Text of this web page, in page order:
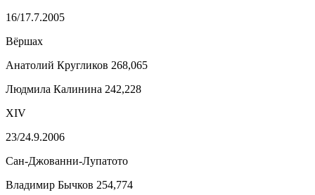
16/17.7.2005
Вёршах
Анатолий Кругликов 268,065
Людмила Калинина 242,228
XIV
23/24.9.2006
Сан-Джованни-Лупатото
Владимир Бычков 254,774